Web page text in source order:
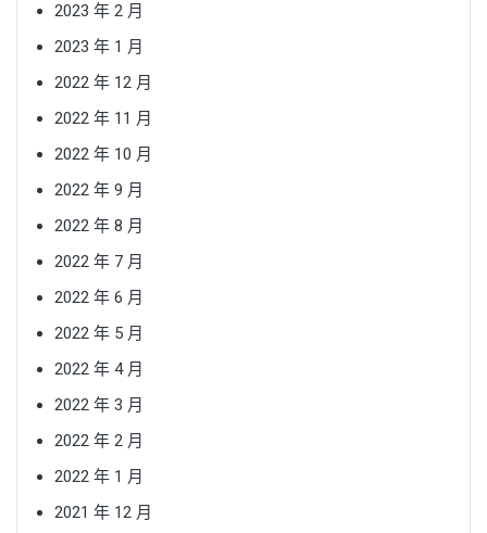
2023 年 2 月
2023 年 1 月
2022 年 12 月
2022 年 11 月
2022 年 10 月
2022 年 9 月
2022 年 8 月
2022 年 7 月
2022 年 6 月
2022 年 5 月
2022 年 4 月
2022 年 3 月
2022 年 2 月
2022 年 1 月
2021 年 12 月